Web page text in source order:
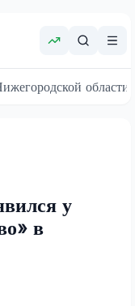
области
у
в